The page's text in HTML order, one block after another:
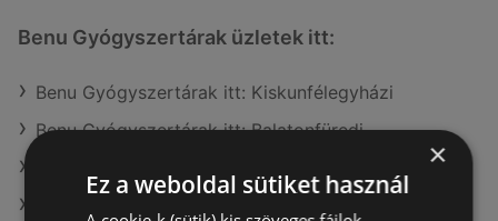
Benu Gyógyszertárak üzletek itt:
Benu Gyógyszertárak itt: Kiskunfélegyházi
Benu Gyógyszertárak itt: Balatonfüredi
×
Ez a weboldal sütiket használ